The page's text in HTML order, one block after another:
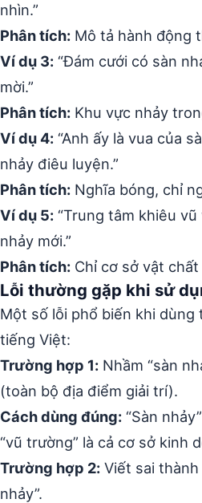
nhìn.”
Phân tích: Mô tả hành động
Ví dụ 3: “Đám cưới có sàn
mời.”
Phân tích: Khu vực nhảy
Ví dụ 4: “Anh ấy là vua của
nhảy điêu luyện.”
Phân tích: Nghĩa bóng, chỉ
Ví dụ 5: “Trung tâm khiêu
nhảy mới.”
Phân tích: Chỉ cơ sở vật
Lỗi thường gặp khi sử
Một số lỗi phổ biến khi dùng
tiếng Việt:
Trường hợp 1: Nhầm “sàn
(toàn bộ địa điểm giải trí).
Cách dùng đúng: “Sàn
“vũ trường” là cả cơ sở kinh
Trường hợp 2: Viết sai thành
nhảy”.